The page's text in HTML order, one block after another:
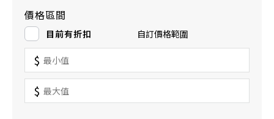
價格區間
目前有折扣 自訂價格範圍
$
$